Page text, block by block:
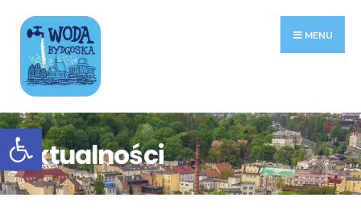
Otwórz pasek narzędzi
content
MENU
Aktualności
for: